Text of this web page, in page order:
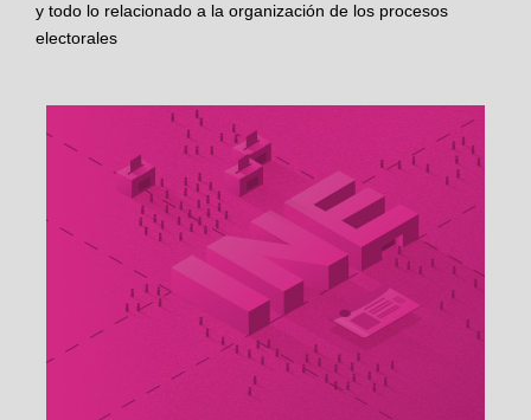
y todo lo relacionado a la organización de los procesos
electorales